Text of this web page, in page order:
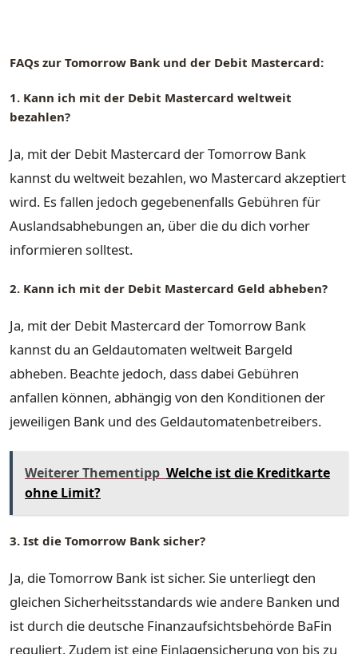
FAQs zur Tomorrow Bank und der Debit Mastercard:
1. Kann ich mit der Debit Mastercard weltweit
bezahlen?
Ja, mit der Debit Mastercard der Tomorrow Bank
kannst du weltweit bezahlen, wo Mastercard akzeptiert
wird. Es fallen jedoch gegebenenfalls Gebühren für
Auslandsabhebungen an, über die du dich vorher
informieren solltest.
2. Kann ich mit der Debit Mastercard Geld abheben?
Ja, mit der Debit Mastercard der Tomorrow Bank
kannst du an Geldautomaten weltweit Bargeld
abheben. Beachte jedoch, dass dabei Gebühren
anfallen können, abhängig von den Konditionen der
jeweiligen Bank und des Geldautomatenbetreibers.
Weiterer Thementipp Welche ist die Kreditkarte
ohne Limit?
3. Ist die Tomorrow Bank sicher?
Ja, die Tomorrow Bank ist sicher. Sie unterliegt den
gleichen Sicherheitsstandards wie andere Banken und
ist durch die deutsche Finanzaufsichtsbehörde BaFin
reguliert. Zudem ist eine Einlagensicherung von bis zu